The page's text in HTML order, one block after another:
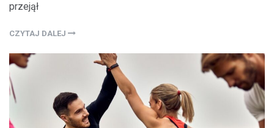
przejął
CZYTAJ DALEJ